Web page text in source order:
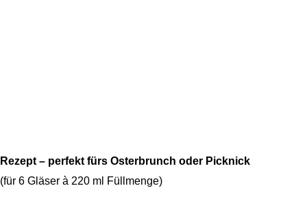
Rezept – perfekt fürs Osterbrunch oder Picknick
(für 6 Gläser à 220 ml Füllmenge)